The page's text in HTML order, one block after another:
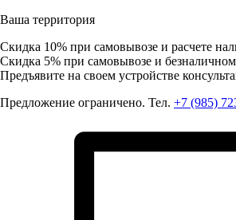
Ваша территория
Скидка 10% при самовывозе и расчете
Скидка 5% при самовывозе и безналичном
Предъявите на своем устройстве
Предложение ограничено. Тел. +7 (985)